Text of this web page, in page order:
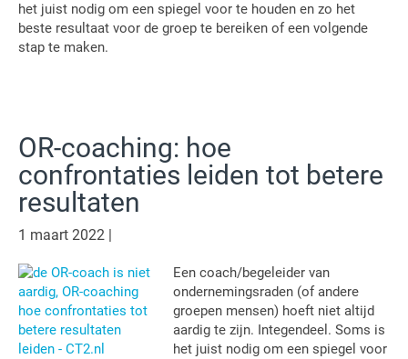
het juist nodig om een spiegel voor te houden en zo het
beste resultaat voor de groep te bereiken of een volgende
stap te maken.
OR-coaching: hoe
confrontaties leiden tot betere
resultaten
1 maart 2022
Een coach/begeleider van
ondernemingsraden (of andere
groepen mensen) hoeft niet altijd
aardig te zijn. Integendeel. Soms is
het juist nodig om een spiegel voor